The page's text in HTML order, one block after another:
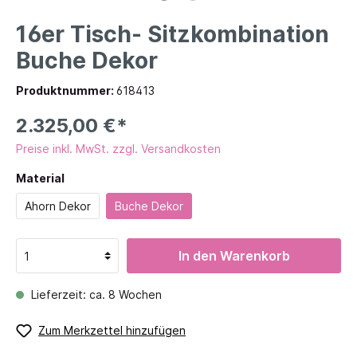
16er Tisch- Sitzkombination
Buche Dekor
Produktnummer: 618413
2.325,00 €*
Preise inkl. MwSt. zzgl. Versandkosten
Material
Ahorn Dekor Buche Dekor
In den Warenkorb
Lieferzeit: ca. 8 Wochen
Zum Merkzettel hinzufügen